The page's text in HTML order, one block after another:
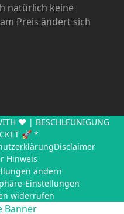
natürlich keine
Preis ändert sich
❤ | BESCHLEUNIGUNG
🚀 *
Disclaimer
Hinweis
ändern
Einstellungen
widerrufen
Banner